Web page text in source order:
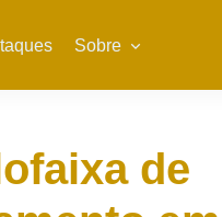
Sobre
de